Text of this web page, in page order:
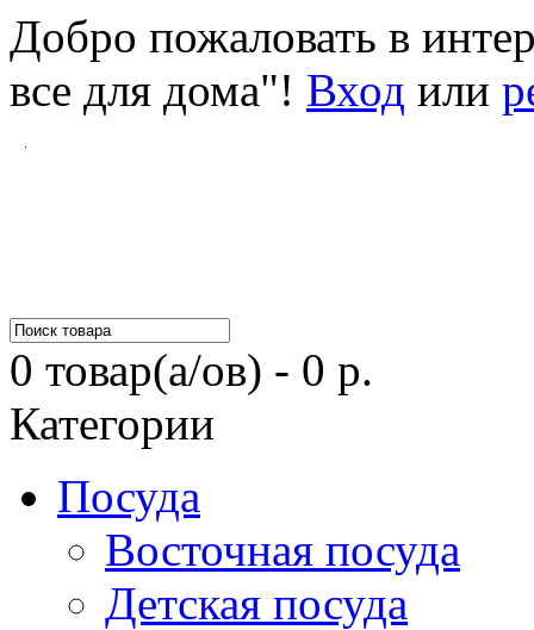
Добро пожаловать в
все для дома"! Вход или
0 товар(а/ов) - 0 р.
Категории
Посуда
Восточная посуда
Детская посуда